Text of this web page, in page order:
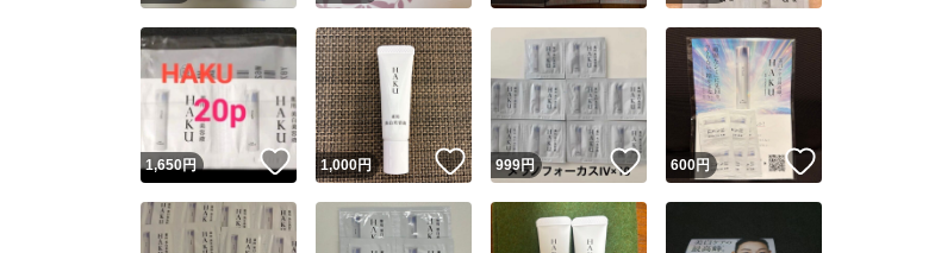
Yahoo!フリマが定めた一定の基準を満たしたユーザーにバッジ
安心取引出品者
安心取引出品者 Yahoo!フリマの基準をクリアした安心・
取引実績
取引実績◯+ このユーザーはYahoo!フリマの取引を完
この商品の情報をコピーします
商品画像の無断転載は禁止されています
コピーは1商品につき1回
1,650円 いいね！
1,000円 いいね！
999円 いいね！
600円